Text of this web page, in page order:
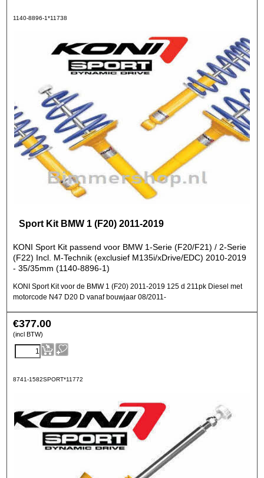
1140-8896-1*11738
Sport Kit BMW 1 (F20) 2011-2019
KONI Sport Kit passend voor BMW 1-Serie (F20/F21) / 2-Serie
(F22) Incl. M-Technik (exclusief M135i/xDrive/EDC) 2010-2019
- 35/35mm (1140-8896-1)
KONI Sport Kit voor de BMW 1 (F20) 2011-2019 125 d 211pk Diesel met
motorcode N47 D20 D vanaf bouwjaar 08/2011-
€377.00
(incl BTW)
8741-1582SPORT*11772